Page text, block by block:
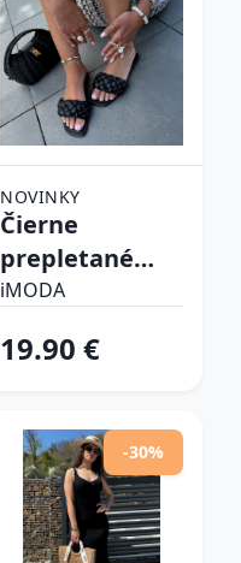
NOVINKY
Čierne
prepletané
šľapky
iMODA
19.90 €
-30%